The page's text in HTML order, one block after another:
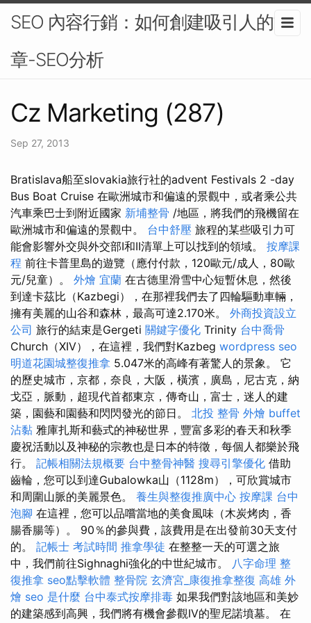
SEO 內容行銷：如何創建吸引人的文
章-SEO分析
Cz Marketing (287)
Sep 27, 2013
Bratislava船至slovakia旅行社的advent Festivals 2 -day
Bus Boat Cruise 在歐洲城市和偏遠的景觀中，或者乘公共
汽車乘巴士到附近國家 新埔整骨 /地區，將我們的飛機留在
歐洲城市和偏遠的景觀中。 台中舒壓 旅程的某些吸引力可
能會影響外交與外交部I和II清單上可以找到的領域。 按摩課
程 前往卡普里島的遊覽（應付付款，120歐元/成人，80歐
元/兒童）。 外燴 宜蘭 在古德里滑雪中心短暫休息，然後
到達卡茲比（Kazbegi），在那裡我們去了四輪驅動車輛，
擁有美麗的山谷和森林，最高可達2.170米。 外商投資設立
公司 旅行的結束是Gergeti 關鍵字優化 Trinity 台中喬骨
Church（XIV），在這裡，我們對Kazbeg wordpress seo
明道花園城整復推拿 5.047米的高峰有著驚人的景象。 它
的歷史城市，京都，奈良，大阪，橫濱，廣島，尼古克，納
戈亞，脈動，超現代首都東京，傳奇山，富士，迷人的建
築，園藝和園藝和閃閃發光的節日。 北投 整骨 外燴 buffet
沾黏 雅庫扎斯和藝式的神秘世界，豐富多彩的春天和秋季
慶祝活動以及神秘的宗教也是日本的特徵，每個人都樂於飛
行。 記帳相關法規概要 台中整骨神醫 搜尋引擎優化 借助
齒輪，您可以到達Gubalowka山（1128m），可欣賞城市
和周圍山脈的美麗景色。 養生與整復推廣中心 按摩課 台中
泡腳 在這裡，您可以品嚐當地的美食風味（木炭烤肉，香
腸香腸等）。 90％的參與費，該費用是在出發前30天支付
的。 記帳士 考試時間 推拿學徒 在整整一天的可選之旅
中，我們前往Sighnaghi強化的中世紀城市。 八字命理 整
復推拿 seo點擊軟體 整骨院 玄濟宮_康復推拿整復 高雄 外
燴 seo 是什麼 台中泰式按摩排毒 如果我們對該地區和美妙
的建築感到高興，我們將有機會參觀IV的聖尼諾墳墓。 在